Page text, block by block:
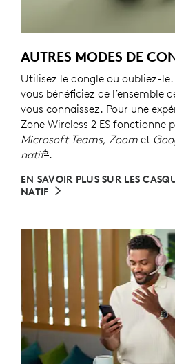
AUTRES MODES DE
Utilisez le dongle ou oubliez-le.
vous bénéficiez de l’ensemble
vous connaissez. Pour une
Zone Wireless 2 ES fonctionne
Microsoft Teams, Zoom et
natif5 Consultez l’article sur
.
EN SAVOIR PLUS SUR LES
NATIF